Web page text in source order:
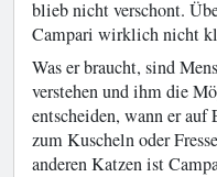
blieb nicht verschont.
Campari wirklich nicht
Was er braucht, sind
verstehen und ihm die
entscheiden, wann er auf
zum Kuscheln oder
anderen Katzen ist